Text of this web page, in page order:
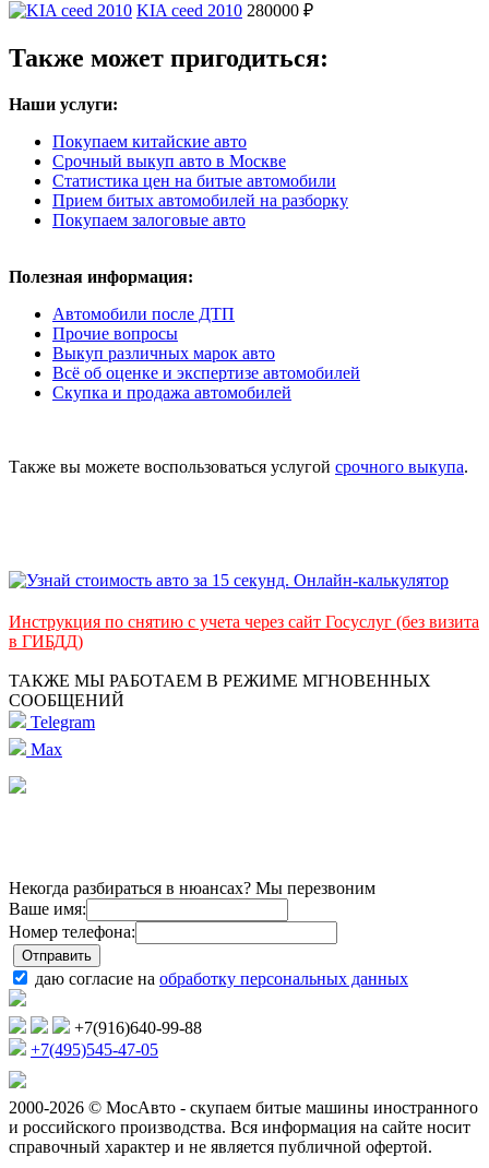
KIA ceed 2010 280000 ₽
Также может пригодиться:
Наши услуги:
Покупаем китайские авто
Срочный выкуп авто в Москве
Статистика цен на битые автомобили
Прием битых автомобилей на разборку
Покупаем залоговые авто
Полезная информация:
Автомобили после ДТП
Прочие вопросы
Выкуп различных марок авто
Всё об оценке и экспертизе автомобилей
Скупка и продажа автомобилей
Также вы можете воспользоваться услугой срочного выкупа.
Инструкция по снятию с учета через сайт Госуслуг (без визита
в ГИБДД)
ТАКЖЕ МЫ РАБОТАЕМ В РЕЖИМЕ МГНОВЕННЫХ
СООБЩЕНИЙ
Telegram
Max
Некогда разбираться в нюансах? Мы перезвоним
Ваше имя:
Номер телефона:
даю согласие на обработку персональных данных
+7(916)640-99-88
+7(495)545-47-05
2000-2026 © МосАвто - скупаем битые машины иностранного
и российского производства. Вся информация на сайте носит
справочный характер и не является публичной офертой.